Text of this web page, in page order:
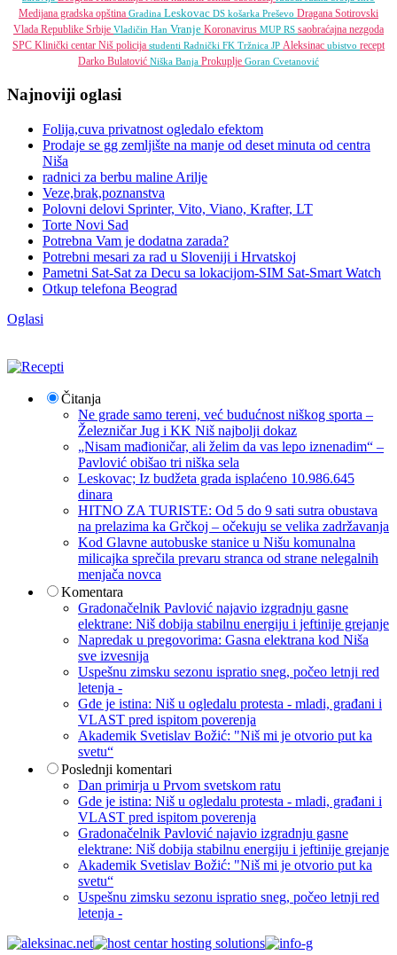
Medijana gradska opština Gradina Leskovac DS košarka Preševo Dragana Sotirovski
Vlada Republike Srbije Vladičin Han Vranje Koronavirus MUP RS saobraćajna nezgoda
SPC Klinički centar Niš policija studenti Radnički FK Tržnica JP Aleksinac ubistvo recept
Darko Bulatović Niška Banja Prokuplje Goran Cvetanović
Najnoviji oglasi
Folija,cuva privatnost ogledalo efektom
Prodaje se gg zemljište na manje od deset minuta od centra
Niša
radnici za berbu maline Arilje
Veze,brak,poznanstva
Polovni delovi Sprinter, Vito, Viano, Krafter, LT
Torte Novi Sad
Potrebna Vam je dodatna zarada?
Potrebni mesari za rad u Sloveniji i Hrvatskoj
Pametni Sat-Sat za Decu sa lokacijom-SIM Sat-Smart Watch
Otkup telefona Beograd
Oglasi
Čitanja
Ne grade samo tereni, već budućnost niškog sporta –
Železničar Jug i KK Niš najbolji dokaz
„Nisam mađioničar, ali želim da vas lepo iznenadim“ –
Pavlović obišao tri niška sela
Leskovac; Iz budžeta grada isplaćeno 10.986.645
dinara
HITNO ZA TURISTE: Od 5 do 9 sati sutra obustava
na prelazima ka Grčkoj – očekuju se velika zadržavanja
Kod Glavne autobuske stanice u Nišu komunalna
milicajka sprečila prevaru stranca od strane nelegalnih
menjača novca
Komentara
Gradonačelnik Pavlović najavio izgradnju gasne
elektrane: Niš dobija stabilnu energiju i jeftinije grejanje
Napredak u pregovorima: Gasna elektrana kod Niša
sve izvesnija
Uspešnu zimsku sezonu ispratio sneg, počeo letnji red
letenja -
Gde je istina: Niš u ogledalu protesta - mladi, građani i
VLAST pred ispitom poverenja
Akademik Svetislav Božić: "Niš mi je otvorio put ka
svetu“
Poslednji komentari
Dan primirja u Prvom svetskom ratu
Gde je istina: Niš u ogledalu protesta - mladi, građani i
VLAST pred ispitom poverenja
Gradonačelnik Pavlović najavio izgradnju gasne
elektrane: Niš dobija stabilnu energiju i jeftinije grejanje
Akademik Svetislav Božić: "Niš mi je otvorio put ka
svetu“
Uspešnu zimsku sezonu ispratio sneg, počeo letnji red
letenja -